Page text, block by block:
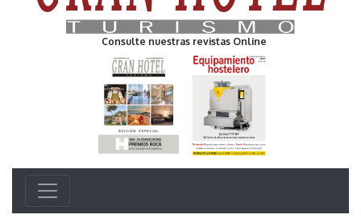
Consulte nuestras revistas Online